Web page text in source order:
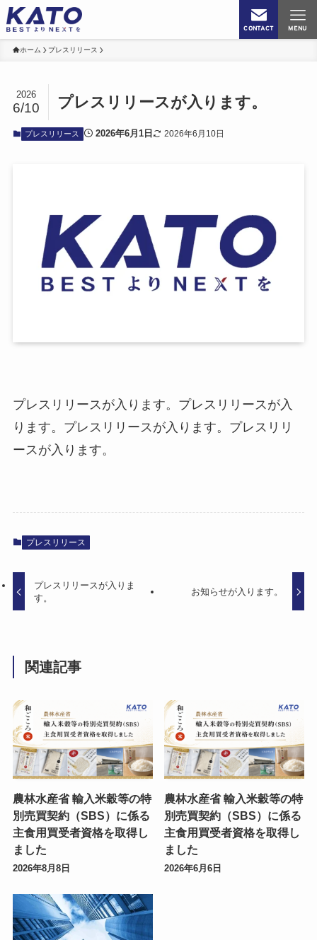
CONTACT MENU
ホーム プレスリリース
プレスリリースが入ります。
2026
6/10
プレスリリース 2026年6月1日 2026年6月10日
プレスリリースが入ります。プレスリリースが入
ります。プレスリリースが入ります。プレスリリ
ースが入ります。
プレスリリース
プレスリリースが入りま
す。
お知らせが入ります。
関連記事
農林水産省 輸入米穀等の特
別売買契約（SBS）に係る
主食用買受者資格を取得し
ました
2026年8月8日
農林水産省 輸入米穀等の特
別売買契約（SBS）に係る
主食用買受者資格を取得し
ました
2026年6月6日